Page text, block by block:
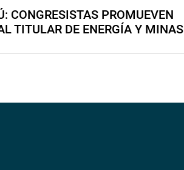
CONGRESISTAS PROMUEVEN
TITULAR DE ENERGÍA Y MINAS